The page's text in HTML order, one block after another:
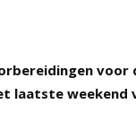
voor
laatste weekend